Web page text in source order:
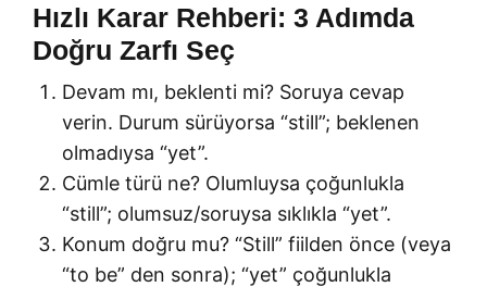
Hızlı Karar Rehberi: 3 Adımda
Doğru Zarfı Seç
Devam mı, beklenti mi? Soruya cevap
verin. Durum sürüyorsa “still”; beklenen
olmadıysa “yet”.
Cümle türü ne? Olumluysa çoğunlukla
“still”; olumsuz/soruysa sıklıkla “yet”.
Konum doğru mu? “Still” fiilden önce (veya
“to be” den sonra); “yet” çoğunlukla